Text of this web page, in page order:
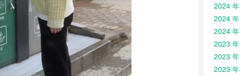
2024 年
2024 年
2024 年
2023 年
2023 年
2023 年